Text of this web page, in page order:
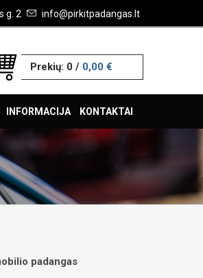
g. 2 info@pirkitpadangas.lt
Prekių: 0/ 0,00 €
INFORMACIJA KONTAKTAI
padangas